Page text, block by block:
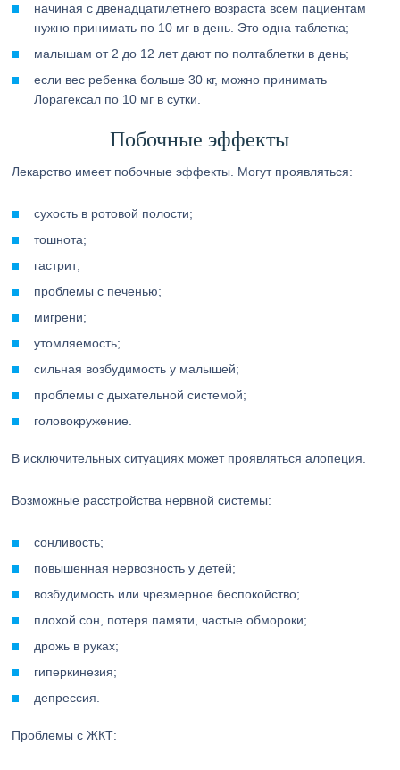
начиная с двенадцатилетнего возраста всем пациентам
нужно принимать по 10 мг в день. Это одна таблетка;
малышам от 2 до 12 лет дают по полтаблетки в день;
если вес ребенка больше 30 кг, можно принимать
Лорагексал по 10 мг в сутки.
Побочные эффекты
Лекарство имеет побочные эффекты. Могут проявляться:
сухость в ротовой полости;
тошнота;
гастрит;
проблемы с печенью;
мигрени;
утомляемость;
сильная возбудимость у малышей;
проблемы с дыхательной системой;
головокружение.
В исключительных ситуациях может проявляться алопеция.
Возможные расстройства нервной системы:
сонливость;
повышенная нервозность у детей;
возбудимость или чрезмерное беспокойство;
плохой сон, потеря памяти, частые обмороки;
дрожь в руках;
гиперкинезия;
депрессия.
Проблемы с ЖКТ: